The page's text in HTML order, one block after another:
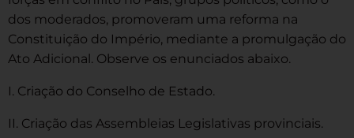
dos moderados, promoveram uma reforma na
Constituição do Império, mediante a promulgação do
Ato Adicional. Observe os enunciados abaixo.
I. Criação do Conselho de Estado.
II. Criação das Assembleias Legislativas provinciais.